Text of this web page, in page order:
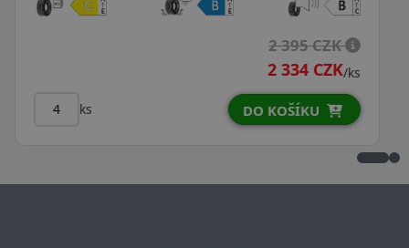
1 612
1 491
DO KOŠÍKU